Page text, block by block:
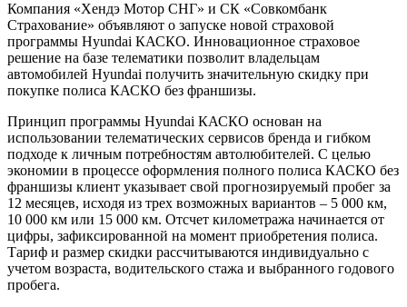
Компания «Хендэ Мотор СНГ» и СК «Совкомбанк
Страхование» объявляют о запуске новой страховой
программы Hyundai КАСКО. Инновационное страховое
решение на базе телематики позволит владельцам
автомобилей Hyundai получить значительную скидку при
покупке полиса КАСКО без франшизы.
Принцип программы Hyundai КАСКО основан на
использовании телематических сервисов бренда и гибком
подходе к личным потребностям автолюбителей. С целью
экономии в процессе оформления полного полиса КАСКО без
франшизы клиент указывает свой прогнозируемый пробег за
12 месяцев, исходя из трех возможных вариантов – 5 000 км,
10 000 км или 15 000 км. Отсчет километража начинается от
цифры, зафиксированной на момент приобретения полиса.
Тариф и размер скидки рассчитываются индивидуально с
учетом возраста, водительского стажа и выбранного годового
пробега.